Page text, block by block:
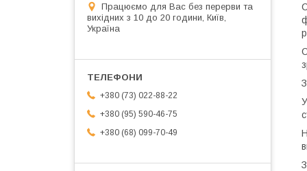
Працюємо для Вас без перерви та
вихідних з 10 до 20 години, Київ,
Україна
+380 (73) 022-88-22
+380 (95) 590-46-75
+380 (68) 099-70-49